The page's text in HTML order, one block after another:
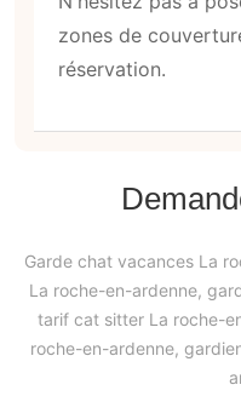
zones de
réservation.
Garde chat vacances La
La roche-en-ardenne,
tarif cat sitter La roche-
roche-en-ardenne,